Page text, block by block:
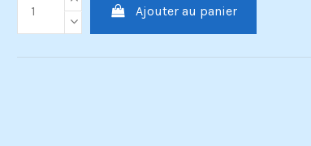
Ajouter au panier